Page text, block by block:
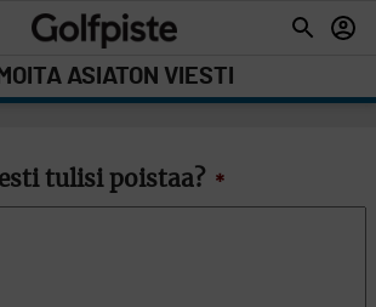
ASIATON VIESTI
tulisi poistaa? *